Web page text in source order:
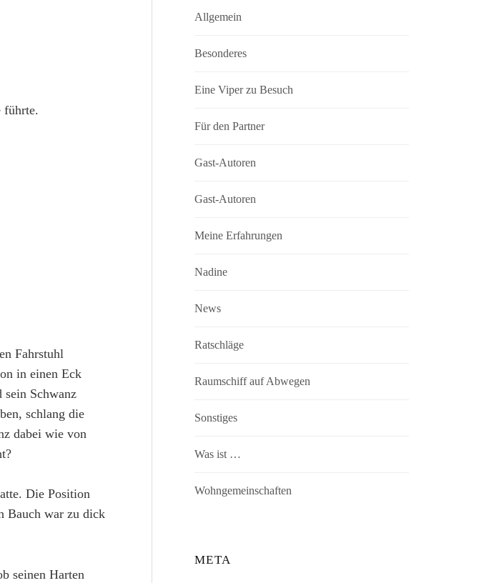
führte.
Fahrstuhl
in einen Eck
sein Schwanz
schlang die
dabei wie von
Die Position
Bauch war zu dick
seinen Harten
Allgemein
Besonderes
Eine Viper zu Besuch
Für den Partner
Gast-Autoren
Gast-Autoren
Meine Erfahrungen
Nadine
News
Ratschläge
Raumschiff auf Abwegen
Sonstiges
Was ist …
Wohngemeinschaften
META